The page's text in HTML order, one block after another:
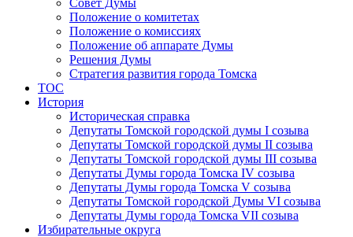
Положение о комитетах
Положение о комиссиях
Положение об аппарате Думы
Решения Думы
Стратегия развития города Томска
ТОС
История
Историческая справка
Депутаты Томской городской думы I созыва
Депутаты Томской городской думы II созыва
Депутаты Томской городской думы III созыва
Депутаты Думы города Томска IV созыва
Депутаты Думы города Томска V созыва
Депутаты Томской городской Думы VI созыва
Депутаты Думы города Томска VII созыва
Избирательные округа